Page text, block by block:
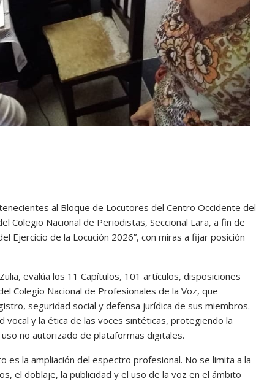
al Bloque de Locutores del Centro Occidente del
Colegio Nacional de Periodistas, Seccional Lara, a fin de
Ejercicio de la Locución 2026”, con miras a fijar posición
evalúa los 11 Capítulos, 101 artículos, disposiciones
Colegio Nacional de Profesionales de la Voz, que
seguridad social y defensa jurídica de sus miembros.
vocal y la ética de las voces sintéticas, protegiendo la
uso no autorizado de plataformas digitales.
la ampliación del espectro profesional. No se limita a la
el doblaje, la publicidad y el uso de la voz en el ámbito